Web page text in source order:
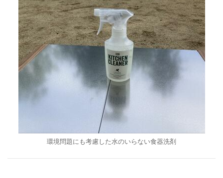
環境問題にも考慮した水のいらない食器洗剤